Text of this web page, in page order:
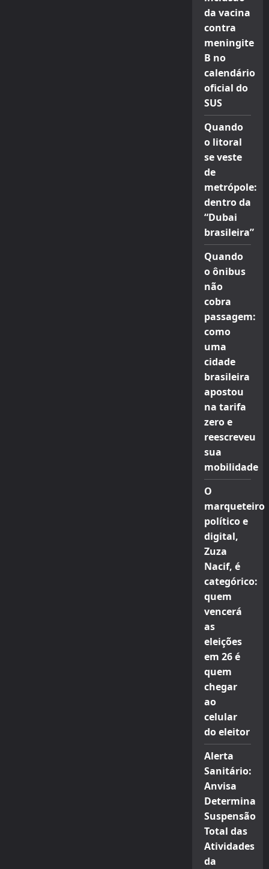
da vacina
contra
meningite
B no
calendário
oficial do
SUS
Quando
o litoral
se veste
de
metrópole:
dentro da
“Dubai
brasileira”
Quando
o ônibus
não
cobra
passagem:
como
uma
cidade
brasileira
apostou
na tarifa
zero e
reescreveu
sua
mobilidade
O
marqueteiro
político e
digital,
Zuza
Nacif, é
categórico:
quem
vencerá
as
eleições
em 26 é
quem
chegar
ao
celular
do eleitor
Alerta
Sanitário:
Anvisa
Determina
Suspensão
Total das
Atividades
da